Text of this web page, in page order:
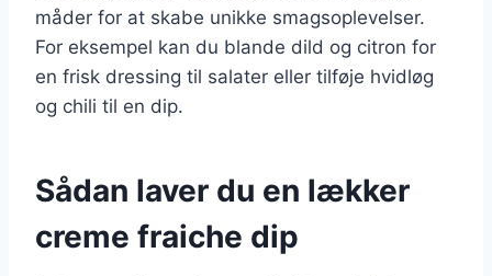
måder for at skabe unikke smagsoplevelser.
For eksempel kan du blande dild og citron for
en frisk dressing til salater eller tilføje hvidløg
og chili til en dip.
Sådan laver du en lækker
creme fraiche dip